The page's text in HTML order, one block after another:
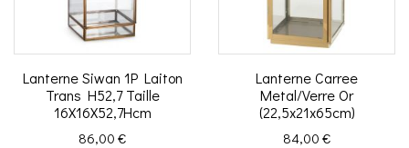
Lanterne Siwan 1P Laiton
Trans H52,7 Taille
16X16X52,7Hcm
Prix
86,00 €
Lanterne Carree
Metal/Verre Or
(22,5x21x65cm)
Prix
84,00 €